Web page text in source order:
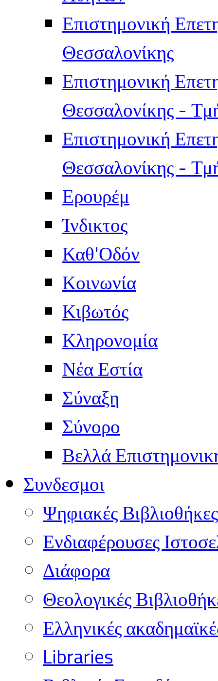
Επιστημονική
Θεσσαλονίκης
Επιστημονική
Θεσσαλονίκης -
Επιστημονική
Θεσσαλονίκης -
Ερουρέμ
Ίνδικτος
Καθ'Οδόν
Κοινωνία
Κιβωτός
Κληρονομία
Νέα Εστία
Σύναξη
Σύνορο
Βελλά
Συνδεσμοι
Ψηφιακές Βιβλιοθήκες
Ενδιαφέρουσες
Διάφορα
Θεολογικές
Ελληνικές
Libraries